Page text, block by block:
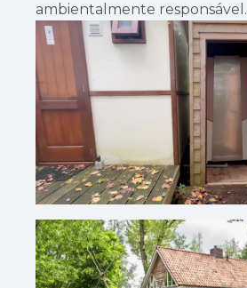
ambientalmente responsável.